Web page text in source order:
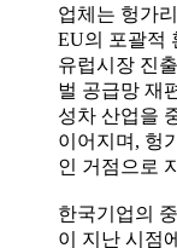
업체는 헝가
EU의 포괄적
유럽시장 진
벌 공급망 재
성차 산업을
이어지며, 헝
인 거점으로
한국기업의
이 지난 시점